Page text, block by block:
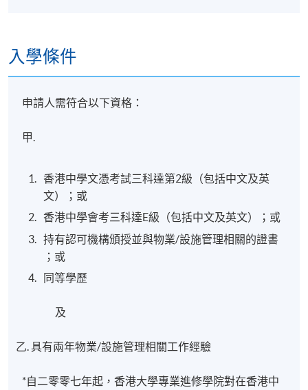
入學條件
申請人需符合以下資格：
甲.
香港中學文憑考試三科達第2級（包括中文及英
文）；或
香港中學會考三科達E級（包括中文及英文）；或
持有認可機構頒授並與物業/設施管理相關的證書
；或
同等學歷
及
乙. 具有兩年物業/設施管理相關工作經驗
*自二零零七年起，香港大學專業進修學院對在香港中